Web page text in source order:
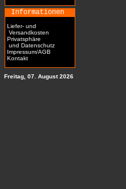
Informationen
Liefer- und
Versandkosten
Privatsphäre
und Datenschutz
Impressum/AGB
Kontakt
Freitag, 07. August 2026